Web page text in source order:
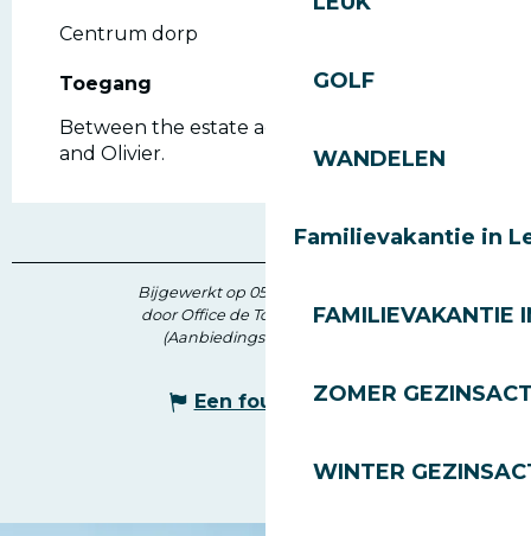
GOLF
WANDELEN
Familievakantie in
FAMILIEVAKANTIE
ZOMER
WINTER
Centrum dorp
Toegang
Toegang
Between the estate agencies: Immo'Select
and Olivier.
Bijgewerkt op 05 juni 2026 in 17:13
door Office de Tourisme des Gets
(Aanbiedingscode :
Een fout melden